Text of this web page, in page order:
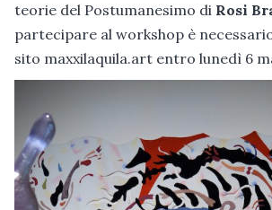
teorie del Postumanesimo di Rosi
partecipare al workshop è
sito maxxilaquila.art entro lunedì 6